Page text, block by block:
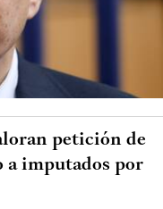
petición de
a imputados por